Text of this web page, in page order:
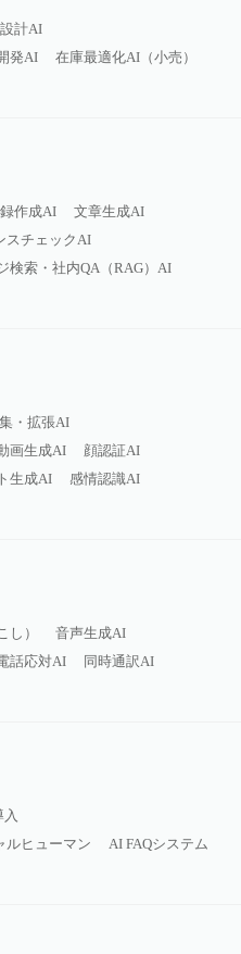
計AI
発AI
在庫最適化AI（小売）
作成AI
文章生成AI
スチェックAI
検索・社内QA（RAG）AI
・拡張AI
画生成AI
顔認証AI
生成AI
感情認識AI
し）
音声生成AI
話応対AI
同時通訳AI
ルヒューマン
AI FAQシステム